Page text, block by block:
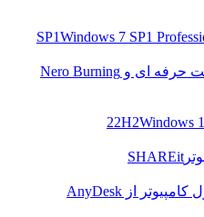
Windows 7 SP1
Nero Burning
Windows
SHAREit
کامپیوتر از AnyDesk